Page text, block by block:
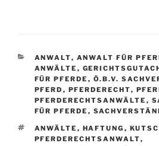
KATEGORIEN
ANWALT, ANWALT FÜR
ANWÄLTE ,
FÜR PFERDE , Ö.B.V.
PFERD , PFERDERECHT,
PFERDERECHTSANWÄLTE ,
FÜR PFERDE ,
SCHLAGWÖRTER
ANWÄLTE , HAFTUNG ,
PFERDERECHTSANWALT,